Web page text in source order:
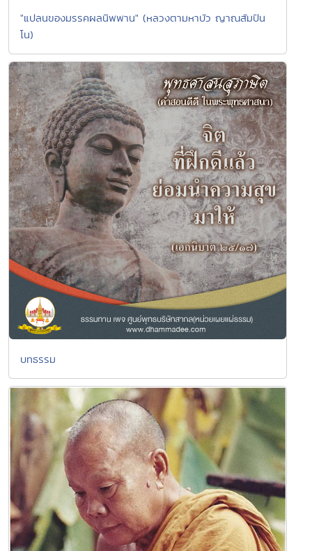
"แปลนของมรรคผลนิพพาน" (หลวงตามหาบัว ญาณสัมปัน
โน)
บทธรรม